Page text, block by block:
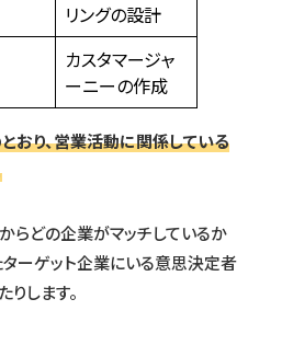
リングの設計
カスタマージャ
ーニーの作成
おり、営業活動に関係している
らどの企業がマッチしているか
ターゲット企業にいる意思決定者
します。